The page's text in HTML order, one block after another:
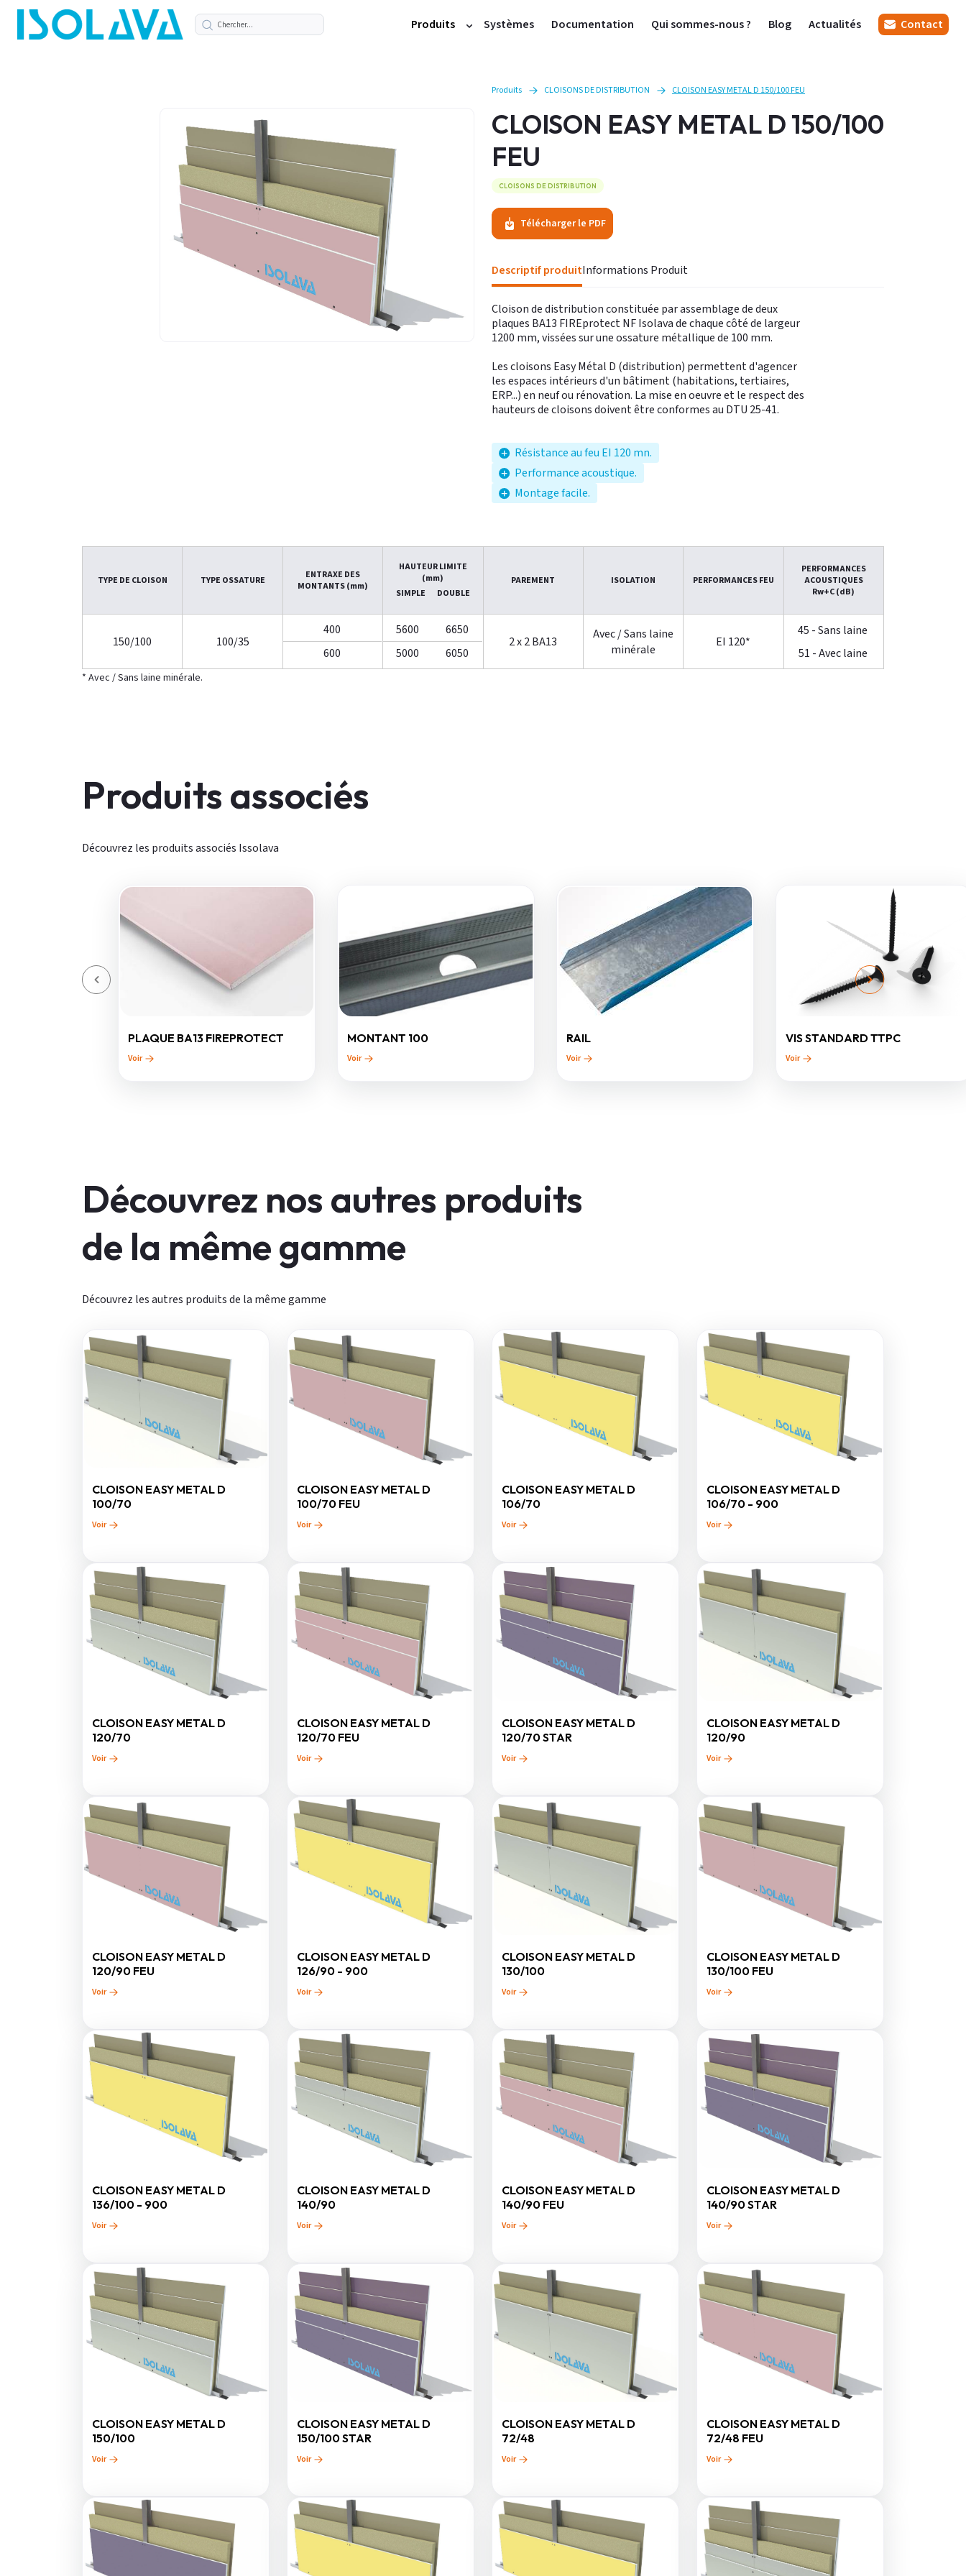
Produits
Accessoires plafonds et cloisons
Produits de finition
Plâtres
Carreaux
Accessoires carreaux
Plafonds démontables
Autres produits
Systèmes Documentation Qui sommes-nous ? Blog Actualités Contact
Produits CLOISONS DE DISTRIBUTION CLOISON EASY METAL D 150/100 FEU
CLOISON EASY METAL D 150/100
FEU
CLOISONS DE DISTRIBUTION
Télécharger le PDF
Descriptif produit Informations Produit
Cloison de distribution constituée par assemblage de deux
plaques BA13 FIREprotect NF Isolava de chaque côté de largeur
1200 mm, vissées sur une ossature métallique de 100 mm.
Les cloisons Easy Métal D (distribution) permettent d'agencer
les espaces intérieurs d'un bâtiment (habitations, tertiaires,
ERP...) en neuf ou rénovation. La mise en oeuvre et le respect des
hauteurs de cloisons doivent être conformes au DTU 25-41.
Résistance au feu EI 120 mn.
Performance acoustique.
Montage facile.
TYPE DE CLOISON TYPE OSSATURE
ENTRAXE DES
MONTANTS (mm)
HAUTEUR LIMITE
(mm)
SIMPLE
DOUBLE
PAREMENT ISOLATION PERFORMANCES FEU
PERFORMANCES
ACOUSTIQUES
Rw+C (dB)
150/100 100/35
400
600
5600
6650
5000
6050
2 x 2 BA13
Avec / Sans laine
minérale
EI 120*
45 - Sans laine
51 - Avec laine
* Avec / Sans laine minérale.
Produits associés
Découvrez les produits associés Issolava
PLAQUE BA13 FIREPROTECT
Voir
MONTANT 100
Voir
RAIL
Voir
VIS STANDARD TTPC
Voir
Découvrez nos autres produits
de la même gamme
Découvrez les autres produits de la même gamme
CLOISON EASY METAL D
100/70
Voir
CLOISON EASY METAL D
100/70 FEU
Voir
CLOISON EASY METAL D
106/70
Voir
CLOISON EASY METAL D
106/70 - 900
Voir
CLOISON EASY METAL D
120/70
Voir
CLOISON EASY METAL D
120/70 FEU
Voir
CLOISON EASY METAL D
120/70 STAR
Voir
CLOISON EASY METAL D
120/90
Voir
CLOISON EASY METAL D
120/90 FEU
Voir
CLOISON EASY METAL D
126/90 - 900
Voir
CLOISON EASY METAL D
130/100
Voir
CLOISON EASY METAL D
130/100 FEU
Voir
CLOISON EASY METAL D
136/100 - 900
Voir
CLOISON EASY METAL D
140/90
Voir
CLOISON EASY METAL D
140/90 FEU
Voir
CLOISON EASY METAL D
140/90 STAR
Voir
CLOISON EASY METAL D
150/100
Voir
CLOISON EASY METAL D
150/100 STAR
Voir
CLOISON EASY METAL D
72/48
Voir
CLOISON EASY METAL D
72/48 FEU
Voir